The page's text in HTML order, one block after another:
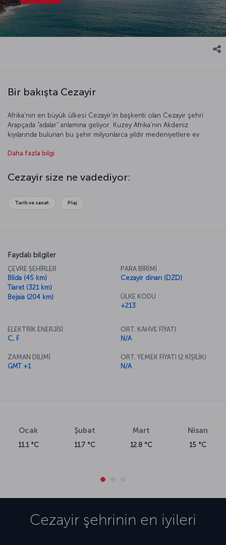
Bir bakışta Cezayir
Afrika’nın en büyük ülkesi Cezayir’in başkenti olan Cezayir şehri
Arapçada “adalar” anlamına geliyor. Kuzey Afrika’nın Akdeniz
kıyılarında bulunan bu şehir milyonlarca yıldır medeniyetlere ev
de anlayabiliyoruz. Antik çağda Mısır ve Kartaca ile ilişkisi bulunan
Reis’in fethetmesiyle Osmanlı topraklarına katıldı. O dönemde
korsanlarıyla Avrupa’ya korku salan Cezayir, 1830 yılındaki Fransız
bağımsızlığını ilan etti. Sizi çöl ikliminin hüküm sürdüğü, Atlas
Daha fazla bilgi
Cezayir size ne vadediyor:
Tarih ve sanat Plaj
Faydalı bilgiler
ÇEVRE ŞEHİRLER
Blida (45 km)
Tiaret (321 km)
Bejaia (204 km)
PARA BİRİMİ
Cezayir dinarı (DZD)
ÜLKE KODU
+213
ELEKTRİK ENERJİSİ
C, F
ZAMAN DİLİMİ
GMT +1
ORT. KAHVE FİYATI
N/A
ORT. YEMEK FİYATI (2 KİŞİLİK)
N/A
Ocak
11.1 °C
Şubat
11.7 °C
Mart
12.8 °C
Nisan
15 °C
Cezayir şehrinin en iyileri